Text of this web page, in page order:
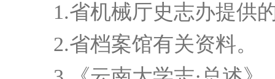
1.省机械厅史志办提供
2.省档案馆有关资料。